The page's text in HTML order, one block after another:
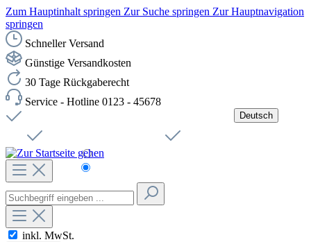
Zum Hauptinhalt springen Zur Suche springen Zur Hauptnavigation
springen
Schneller Versand
Günstige Versandkosten
30 Tage Rückgaberecht
Service - Hotline 0123 - 45678
Deutsch
Čeština
inkl. MwSt.